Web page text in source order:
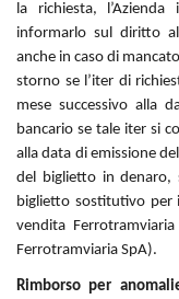
la richiesta,
informarlo sul diritto
anche in caso di
storno se l’iter di
mese successivo alla
bancario se tale iter si
alla data di emissione
del biglietto in denaro,
biglietto sostitutivo per
vendita
Ferrotramviaria SpA).
Rimborso per